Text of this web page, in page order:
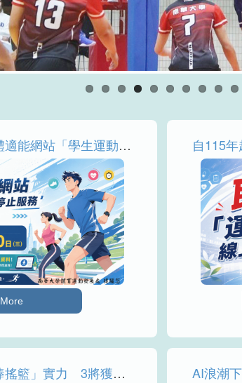
【重要通知】學生體適能網站「學生運動與跑步」功能將於115年9月30日停止服務，請儘速下載備份個人資料
More
南華大學再展「職棒搖籃」實力 3將獲中職指名